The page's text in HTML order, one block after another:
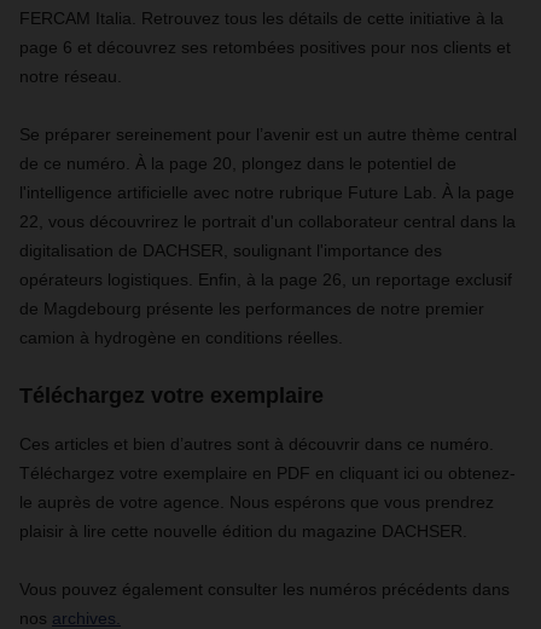
FERCAM Italia. Retrouvez tous les détails de cette initiative à la
page 6 et découvrez ses retombées positives pour nos clients et
notre réseau.
Se préparer sereinement pour l’avenir est un autre thème central
de ce numéro. À la page 20, plongez dans le potentiel de
l'intelligence artificielle avec notre rubrique Future Lab. À la page
22, vous découvrirez le portrait d'un collaborateur central dans la
digitalisation de DACHSER, soulignant l'importance des
opérateurs logistiques. Enfin, à la page 26, un reportage exclusif
de Magdebourg présente les performances de notre premier
camion à hydrogène en conditions réelles.
Téléchargez votre exemplaire
Ces articles et bien d’autres sont à découvrir dans ce numéro.
Téléchargez votre exemplaire en PDF en cliquant ici ou obtenez-
le auprès de votre agence. Nous espérons que vous prendrez
plaisir à lire cette nouvelle édition du magazine DACHSER.
Vous pouvez également consulter les numéros précédents dans
nos archives.